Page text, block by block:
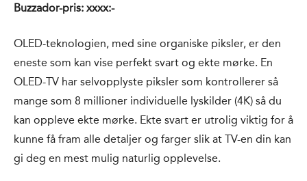
Buzzador-pris: xxxx:-
OLED-teknologien, med sine organiske piksler, er den
eneste som kan vise perfekt svart og ekte mørke. En
OLED-TV har selvopplyste piksler som kontrollerer så
mange som 8 millioner individuelle lyskilder (4K) så du
kan oppleve ekte mørke. Ekte svart er utrolig viktig for å
kunne få fram alle detaljer og farger slik at TV-en din kan
gi deg en mest mulig naturlig opplevelse.